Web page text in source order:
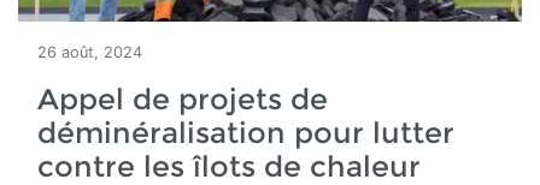
26 août, 2024
Appel de projets de
déminéralisation pour lutter
contre les îlots de chaleur